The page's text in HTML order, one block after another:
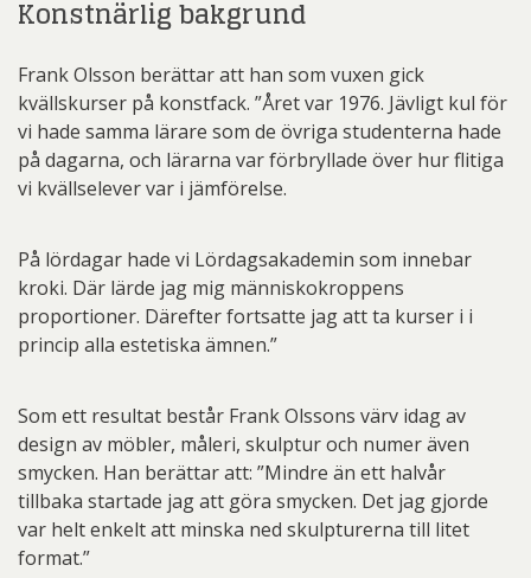
Konstnärlig bakgrund
Frank Olsson berättar att han som vuxen gick
kvällskurser på konstfack. ”Året var 1976. Jävligt kul för
vi hade samma lärare som de övriga studenterna hade
på dagarna, och lärarna var förbryllade över hur flitiga
vi kvällselever var i jämförelse.
På lördagar hade vi Lördagsakademin som innebar
kroki. Där lärde jag mig människokroppens
proportioner. Därefter fortsatte jag att ta kurser i i
princip alla estetiska ämnen.”
Som ett resultat består Frank Olssons värv idag av
design av möbler, måleri, skulptur och numer även
smycken. Han berättar att: ”Mindre än ett halvår
tillbaka startade jag att göra smycken. Det jag gjorde
var helt enkelt att minska ned skulpturerna till litet
format.”